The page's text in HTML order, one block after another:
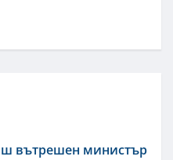
вътрешен министър